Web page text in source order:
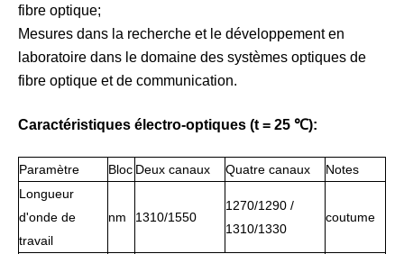
fibre optique;
Mesures dans la recherche et le développement en
laboratoire dans le domaine des systèmes optiques de
fibre optique et de communication.
Caractéristiques électro-optiques (t = 25 ℃):
Paramètre Bloc Deux canaux Quatre canaux
Notes
Longueur
d'onde de
travail
nm 1310/1550
1270/1290 /
1310/1330
coutume